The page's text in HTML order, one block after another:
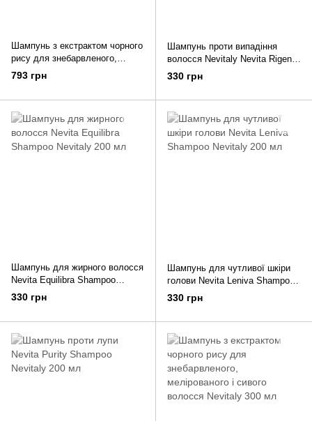
Шампунь з екстрактом чорного
рису для знебарвленого,
мелірованого і сивого волосся
Nevitaly 1000мл
793 грн
Шампунь проти випадіння
волосся Nevitaly Nevita Rigenia
Shampoo 200 мл
330 грн
Шампунь для жирного волосся
Nevita Equilibra Shampoo
Nevitaly 200 мл
330 грн
Шампунь для чутливої шкіри
голови Nevita Leniva Shampoo
Nevitaly 200 мл
330 грн